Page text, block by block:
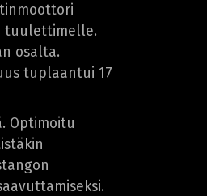
tuulettimelle.
osalta.
tuplaantui 17
Optimoitu